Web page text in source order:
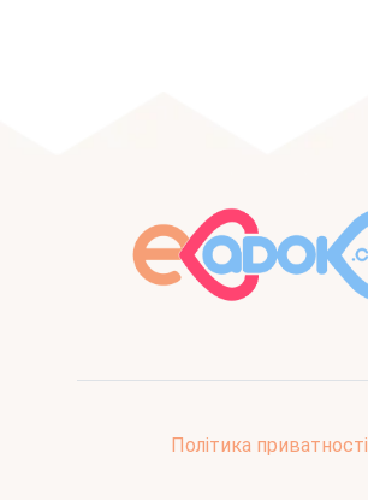
Політика приватності